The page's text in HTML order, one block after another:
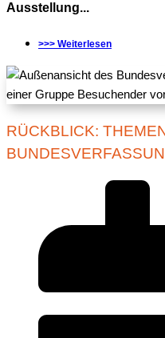
Ausstellung...
>>> Weiterlesen
RÜCKBLICK: